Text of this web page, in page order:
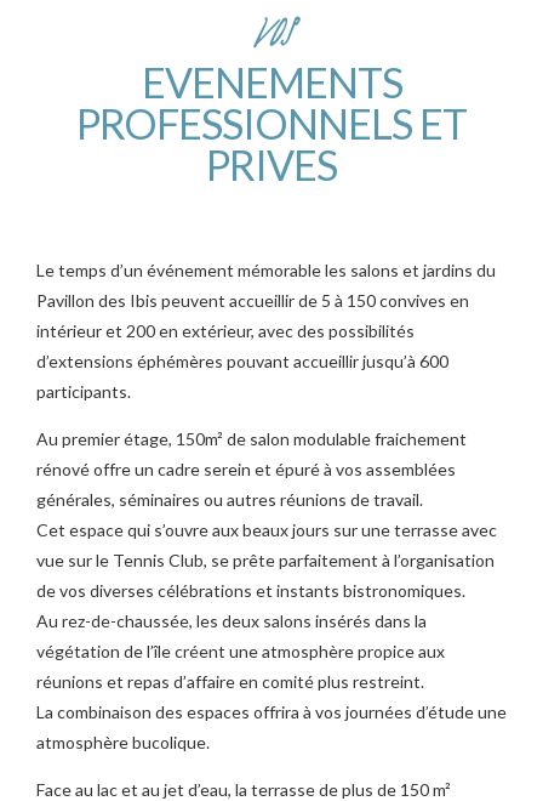
VOS
EVENEMENTS
PROFESSIONNELS ET
PRIVES
Le temps d’un événement mémorable les salons et jardins du
Pavillon des Ibis peuvent accueillir de 5 à 150 convives en
intérieur et 200 en extérieur, avec des possibilités
d’extensions éphémères pouvant accueillir jusqu’à 600
participants.
Au premier étage, 150m² de salon modulable fraichement
rénové offre un cadre serein et épuré à vos assemblées
générales, séminaires ou autres réunions de travail.
Cet espace qui s’ouvre aux beaux jours sur une terrasse avec
vue sur le Tennis Club, se prête parfaitement à l’organisation
de vos diverses célébrations et instants bistronomiques.
Au rez-de-chaussée, les deux salons insérés dans la
végétation de l’île créent une atmosphère propice aux
réunions et repas d’affaire en comité plus restreint.
La combinaison des espaces offrira à vos journées d’étude une
atmosphère bucolique.
Face au lac et au jet d’eau, la terrasse de plus de 150 m²